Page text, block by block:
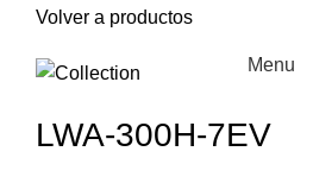
Menu
Volver a productos
LWA-300H-7EV